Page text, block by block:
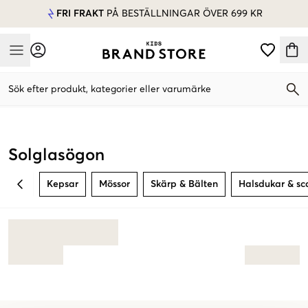
FRI FRAKT PÅ BESTÄLLNINGAR ÖVER 699 KR
Mobile Menu
Sök efter produkt, kategorier eller varumärke
Solglasögon
BACK Kepsar Mössor Skärp & Bälten Halsdukar &